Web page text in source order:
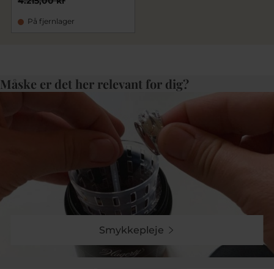
På fjernlager
Måske er det her relevant for dig?
Smykkepleje